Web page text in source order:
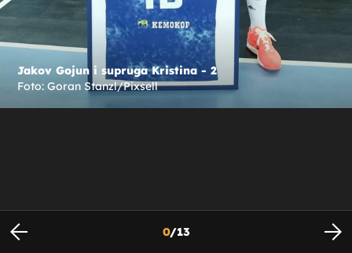
Jakov Gojun i supruga Kristina - 2
Foto: Goran Stanzl/Pixsell
0/13